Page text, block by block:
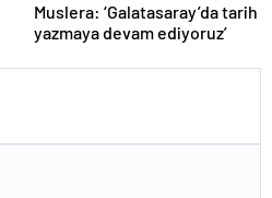
Muslera: ‘Galatasaray’da tarih
yazmaya devam ediyoruz’